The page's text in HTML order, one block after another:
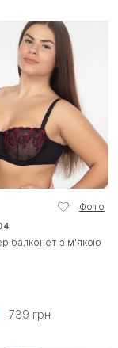
Фото
балконет з м'якою
739 грн